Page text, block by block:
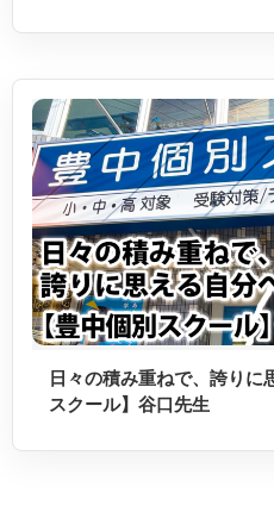
日々の積み重ねで、誇りに
スクール】谷口先生